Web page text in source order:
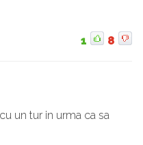
1 8
un tur in urma ca sa